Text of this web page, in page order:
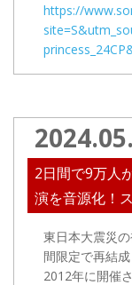
https://
2日間で9万人
演を音源化！
東日本大震災
間限定で再結
2012年に開催